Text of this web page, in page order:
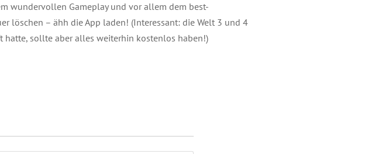
wundervollen Gameplay und vor allem dem best-
löschen – ähh die App laden! (Interessant: die Welt 3 und 4
sollte aber alles weiterhin kostenlos haben!)